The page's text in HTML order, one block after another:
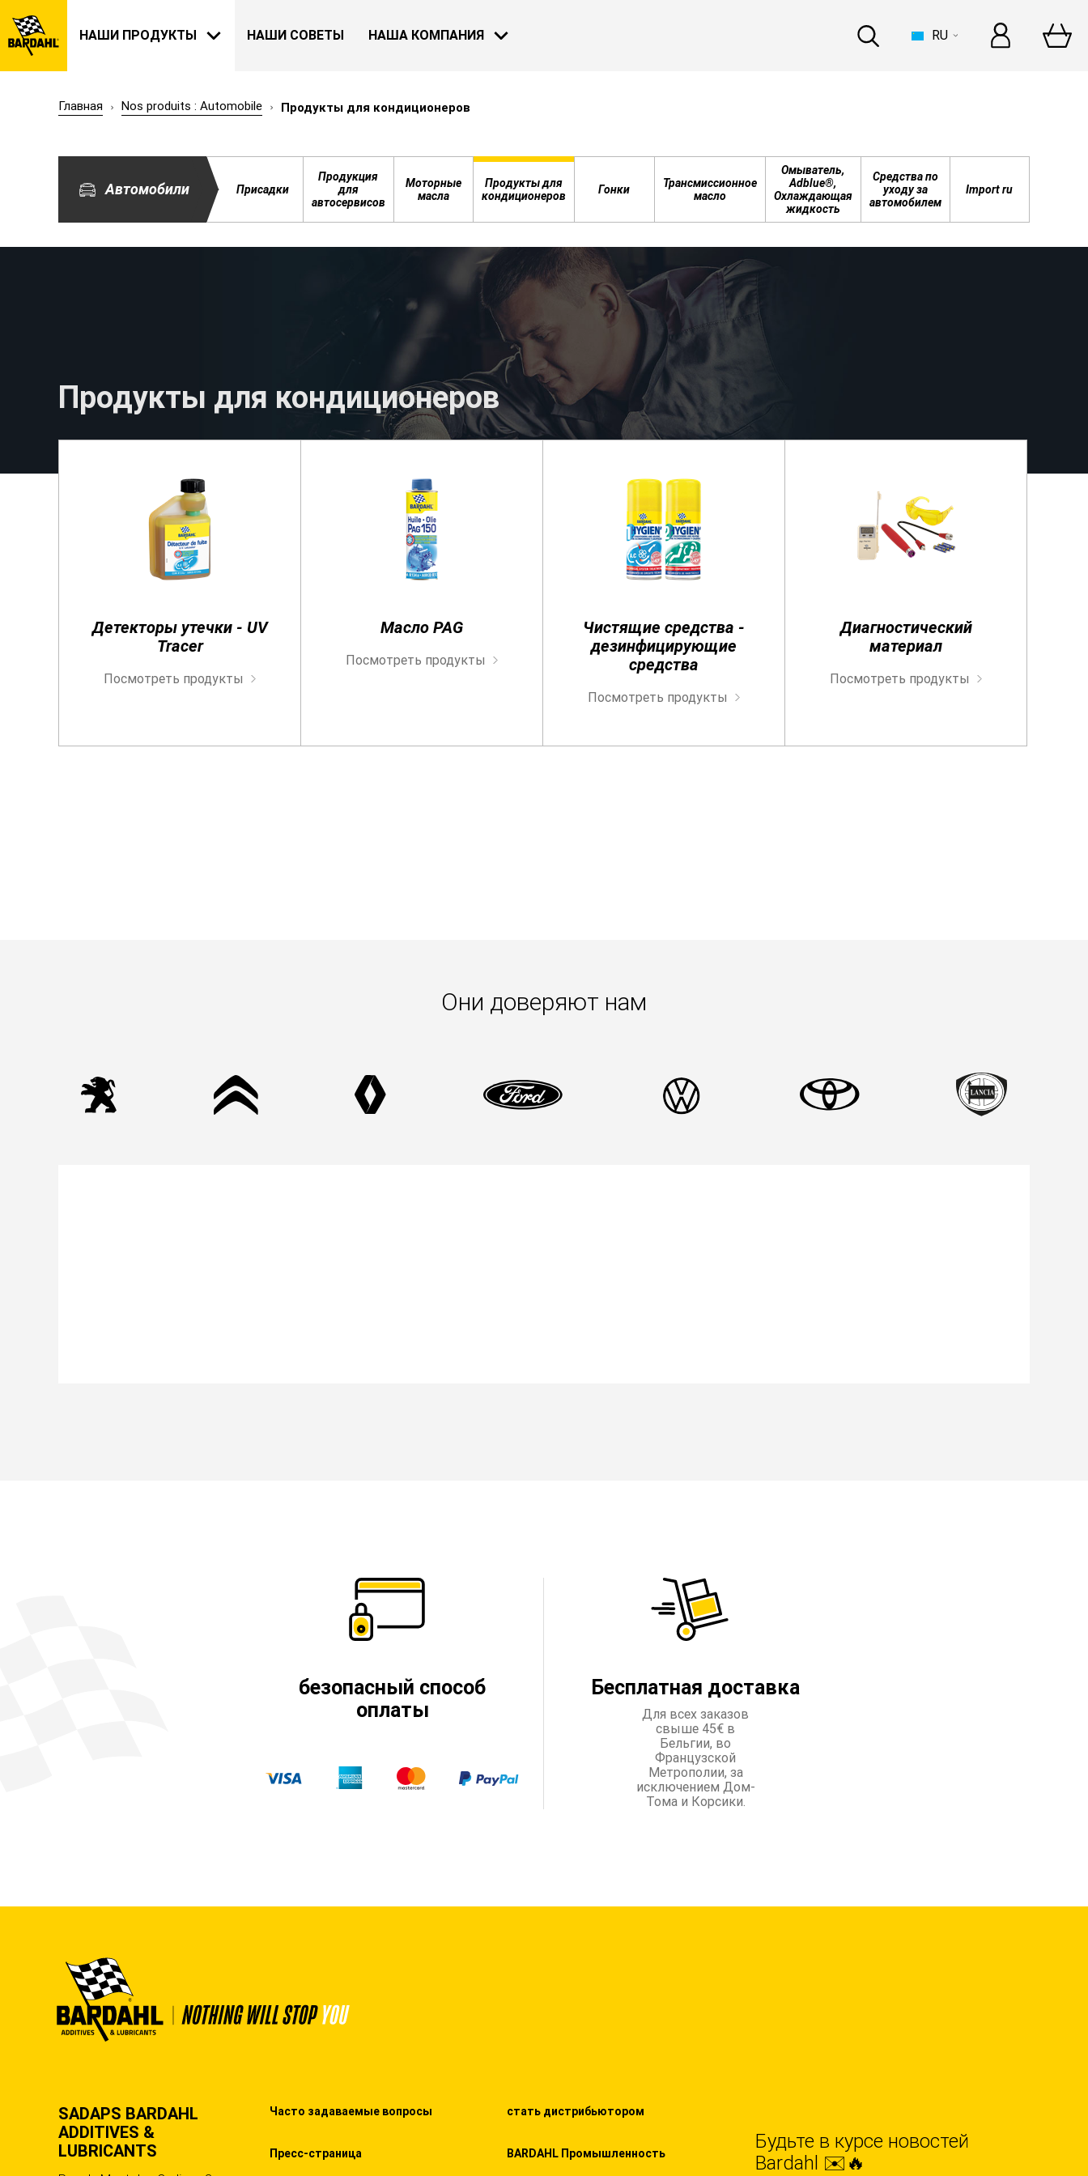
НАШИ ПРОДУКТЫ
ВЕЛОСИПЕДЫ
ВОДНЫЙ ТРАСПОРТ
НАШИ ЛАКОМСТВА
Наслаждайтесь нашими ограниченным
Найти подходящую смазку для вашего
НАШИ СОВЕТЫ НАША КОМПАНИЯ
BARDAHL
НАША ИСТОРИЯ
НОВОСТИ
30 НОЯ 2018
Bardahl и Ferrari–это целая история!
СМОТРЕТЬ ВСЕ НОВОСТИ
RU
Главная Nos produits : Automobile Продукты для кондиционеров
Автомобили Присадки
Продукция
для
автосервисов
Моторные
масла
Продукты для
кондиционеров
Гонки
Трансмиссионное
масло
Омыватель,
Adblue®,
Охлаждающая
жидкость
Средства по
уходу за
автомобилем
Import ru
Продукты для кондиционеров
Детекторы утечки - UV
Tracer
Посмотреть продукты
Масло PAG
Посмотреть продукты
Чистящие средства -
дезинфицирующие
средства
Посмотреть продукты
Диагностический
материал
Посмотреть продукты
Они доверяют нам
безопасный способ
оплаты
Бесплатная доставка
Для всех заказов
свыше 45€ в
Бельгии, во
Французской
Метрополии, за
исключением Дом-
Тома и Корсики.
SADAPS BARDAHL
ADDITIVES &
LUBRICANTS
Часто задаваемые вопросы
Пресс-страница
стать дистрибьютором
BARDAHL Промышленность
Будьте в курсе новостей
Bardahl ✉️🔥